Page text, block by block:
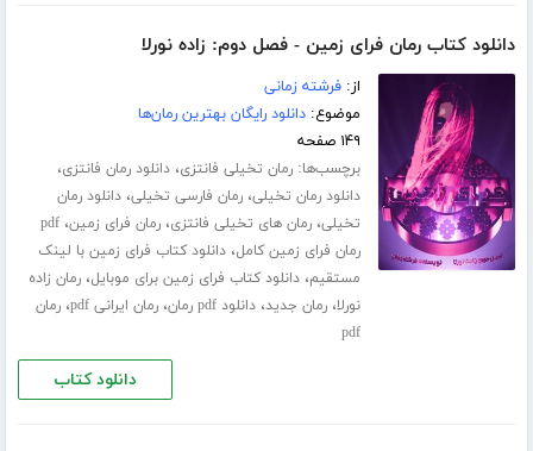
دانلود کتاب رمان فرای زمین - فصل دوم: زاده نورلا
از:فرشته زمانی
موضوع:دانلود رایگان بهترین رمان‌ها
۱۴۹ صفحه
برچسب‌ها:رمان تخیلی فانتزی،دانلود رمان فانتزی،
دانلود رمان تخیلی،رمان فارسی تخیلی،دانلود رمان
تخیلی،رمان های تخیلی فانتزی،رمان فرای زمین،pdf
رمان فرای زمین کامل،دانلود کتاب فرای زمین با لینک
مستقیم،دانلود کتاب فرای زمین برای موبایل،رمان زاده
نورلا،رمان جدید،دانلود pdf رمان ،رمان ایرانی pdf ،رمان
pdf
دانلود کتاب